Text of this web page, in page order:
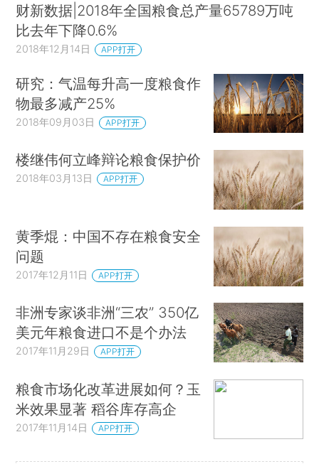
财新数据|2018年全国粮食总产量65789万吨
比去年下降0.6%
2018年12月14日 APP打开
研究：气温每升高一度粮食作
物最多减产25%
2018年09月03日 APP打开
楼继伟何立峰辩论粮食保护价
2018年03月13日 APP打开
黄季焜：中国不存在粮食安全
问题
2017年12月11日 APP打开
非洲专家谈非洲“三农” 350亿
美元年粮食进口不是个办法
2017年11月29日 APP打开
粮食市场化改革进展如何？玉
米效果显著 稻谷库存高企
2017年11月14日 APP打开